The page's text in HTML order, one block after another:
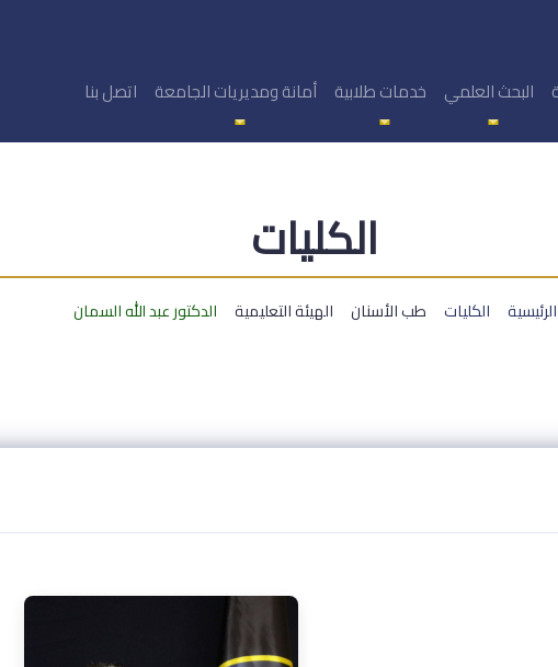
البحث العلمي خدمات طلابية أمانة ومديريات الجامعة اتصل بنا
الكليات
الرئيسية الكليات طب الأسنان الهيئة التعليمية الدكتور عبد الله السمان